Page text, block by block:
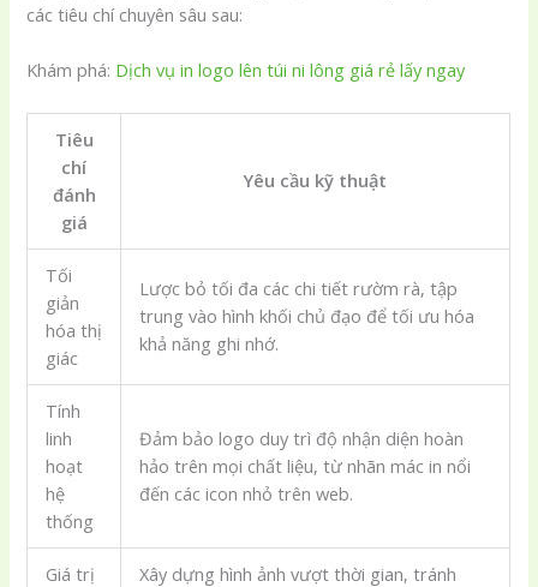
các tiêu chí chuyên sâu sau:
Khám phá: Dịch vụ in logo lên túi ni lông giá rẻ lấy ngay
Tiêu
chí
đánh
giá
Yêu cầu kỹ thuật
Tối
giản
hóa thị
giác
Lược bỏ tối đa các chi tiết rườm rà, tập
trung vào hình khối chủ đạo để tối ưu hóa
khả năng ghi nhớ.
Tính
linh
hoạt
hệ
thống
Đảm bảo logo duy trì độ nhận diện hoàn
hảo trên mọi chất liệu, từ nhãn mác in nổi
đến các icon nhỏ trên web.
Giá trị
Xây dựng hình ảnh vượt thời gian, tránh